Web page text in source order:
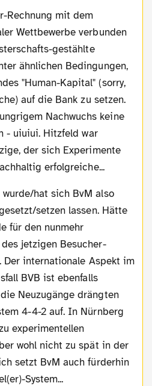
Wettbewerbe verbunden
gestählte
ähnlichen Bedingungen,
"Human-Kapital" (sorry,
auf die Bank zu setzen.
Nachwuchs keine
- uiuiui. Hitzfeld war
der sich Experimente
erfolgreiche...
setzen lassen. Hätte
für den nunmehr
jetzigen Besucher-
internationale Aspekt im
BVB ist ebenfalls
Neuzugänge drängten
4-4-2 auf. In Nürnberg
experimentellen
wohl nicht zu spät in der
setzt BvM auch fürderhin
System...